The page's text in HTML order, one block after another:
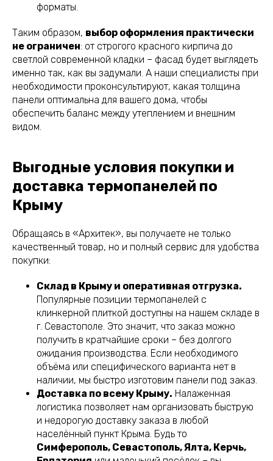
форматы.
Таким образом, выбор оформления практически
не ограничен: от строгого красного кирпича до
светлой современной кладки – фасад будет выглядеть
именно так, как вы задумали. А наши специалисты при
необходимости проконсультируют, какая толщина
панели оптимальна для вашего дома, чтобы
обеспечить баланс между утеплением и внешним
видом.
Выгодные условия покупки и
доставка термопанелей по
Крыму
Обращаясь в «Архитек», вы получаете не только
качественный товар, но и полный сервис для удобства
покупки:
Склад в Крыму и оперативная отгрузка.
Популярные позиции термопанелей с
клинкерной плиткой доступны на нашем складе в
г. Севастополе. Это значит, что заказ можно
получить в кратчайшие сроки – без долгого
ожидания производства. Если необходимого
объёма или специфического варианта нет в
наличии, мы быстро изготовим панели под заказ.
Доставка по всему Крыму. Налаженная
логистика позволяет нам организовать быструю
и недорогую доставку заказа в любой
населённый пункт Крыма. Будь то
Симферополь, Севастополь, Ялта, Керчь,